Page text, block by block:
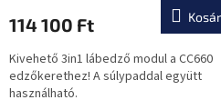
114 100 Ft
Kivehető 3in1 lábedző modul a CC660
edzőkerethez! A súlypaddal együtt
használható.